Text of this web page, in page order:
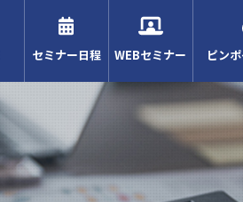
セミナー日程 WEBセミナー ピン